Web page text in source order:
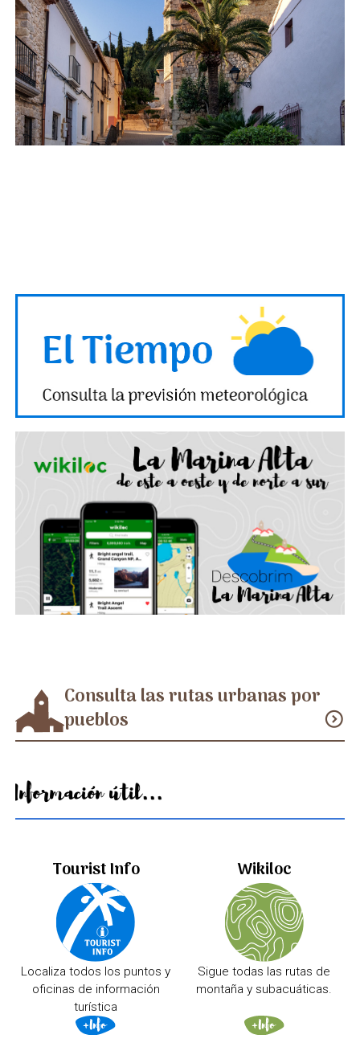
Consulta las rutas urbanas por
pueblos
expand_circle_down
Información útil...
Tourist Info
Localiza todos los puntos y
oficinas de información
turística
Wikiloc
Sigue todas las rutas de
montaña y subacuáticas.